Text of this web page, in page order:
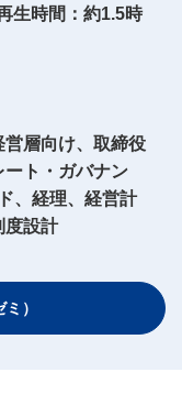
社プロネクサス
生時間：約1.5時
層向け、取締役
ト・ガバナン
、経理、経営計
度設計
）